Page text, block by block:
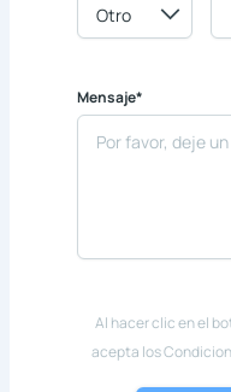
Mensaje*
Al hacer clic en el
acepta los